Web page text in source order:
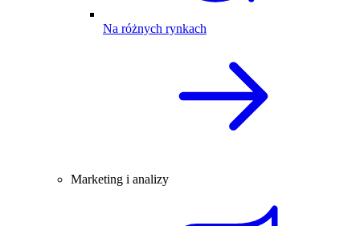
Na różnych rynkach
Marketing i analizy